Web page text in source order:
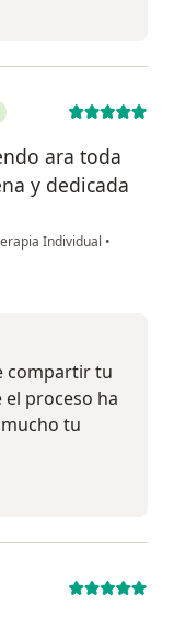
ara toda
y dedicada
Individual •
compartir tu
el proceso ha
tu